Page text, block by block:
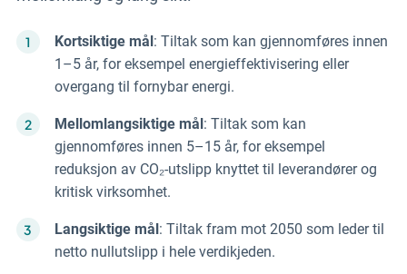
Kortsiktige mål : Tiltak som kan gjennomføres innen
1–5 år, for eksempel energieffektivisering eller
overgang til fornybar energi.
Mellomlangsiktige mål : Tiltak som kan
gjennomføres innen 5–15 år, for eksempel
reduksjon av CO₂-utslipp knyttet til leverandører og
kritisk virksomhet.
Langsiktige mål : Tiltak fram mot 2050 som leder til
netto nullutslipp i hele verdikjeden.